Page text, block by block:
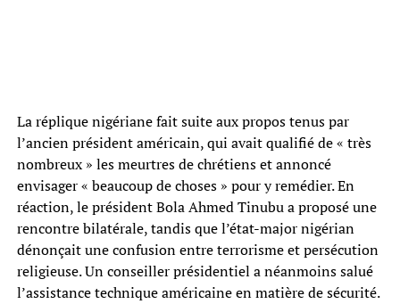
La réplique nigériane fait suite aux propos tenus par
l’ancien président américain, qui avait qualifié de « très
nombreux » les meurtres de chrétiens et annoncé
envisager « beaucoup de choses » pour y remédier. En
réaction, le président Bola Ahmed Tinubu a proposé une
rencontre bilatérale, tandis que l’état-major nigérian
dénonçait une confusion entre terrorisme et persécution
religieuse. Un conseiller présidentiel a néanmoins salué
l’assistance technique américaine en matière de sécurité.